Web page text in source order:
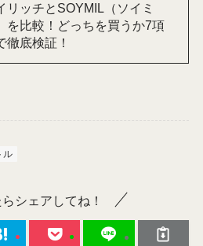
リッチとSOYMIL（ソイミ
を比較！どっちを買うか7項
徹底検証！
ル
シェアしてね！